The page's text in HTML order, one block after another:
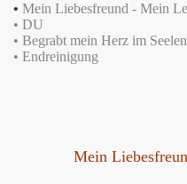
• Mein Liebesfreund - Mein
• DU
• Begrabt mein Herz im
• Endreinigung
Mein